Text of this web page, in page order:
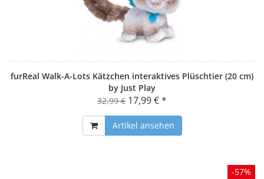
furReal Walk-A-Lots Kätzchen interaktives Plüschtier (20 cm)
by Just Play
32,99 € 17,99 € *
Artikel ansehen
-57%